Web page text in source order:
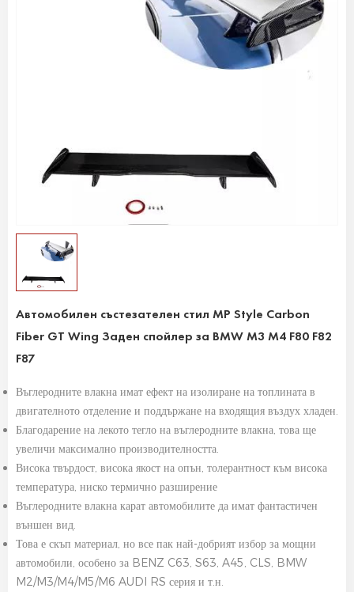
Автомобилен състезателен стил MP Style Carbon
Fiber GT Wing Заден спойлер за BMW M3 M4 F80 F82
F87
Въглеродните влакна имат ефект на изолиране на топлината в
двигателното отделение и поддържане на входящия въздух хладен.
Благодарение на лекото тегло на въглеродните влакна, това ще
увеличи максимално производителността.
Висока твърдост, висока якост на опън, толерантност към висока
температура, ниско термично разширение
Въглеродните влакна карат автомобилите да имат фантастичен
външен вид.
Това е скъп материал, но все пак най-добрият избор за мощни
автомобили, особено за BENZ C63, S63, A45, CLS, BMW
M2/M3/M4/M5/M6 AUDI RS серия и т.н.